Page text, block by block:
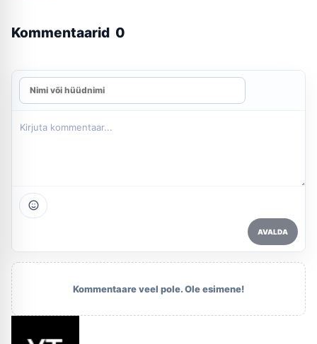
Kommentaarid 0
AVALDA
Kommentaare veel pole. Ole esimene!